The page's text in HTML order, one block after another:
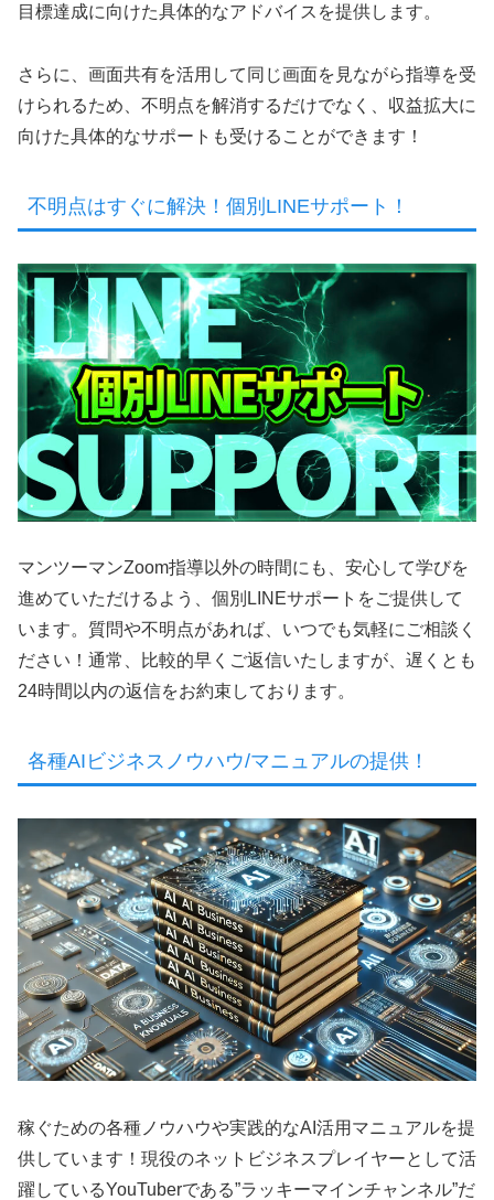
目標達成に向けた具体的なアドバイスを提供します。
さらに、画面共有を活用して同じ画面を見ながら指導を受
けられるため、不明点を解消するだけでなく、収益拡大に
向けた具体的なサポートも受けることができます！
不明点はすぐに解決！個別LINEサポート！
マンツーマンZoom指導以外の時間にも、安心して学びを
進めていただけるよう、個別LINEサポートをご提供して
います。質問や不明点があれば、いつでも気軽にご相談く
ださい！通常、比較的早くご返信いたしますが、遅くとも
24時間以内の返信をお約束しております。
各種AIビジネスノウハウ/マニュアルの提供！
稼ぐための各種ノウハウや実践的なAI活用マニュアルを提
供しています！現役のネットビジネスプレイヤーとして活
躍しているYouTuberである”ラッキーマインチャンネル”だ